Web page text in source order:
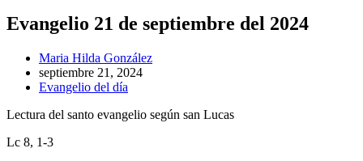
Evangelio 21 de septiembre del 2024
Autor
de
la
Maria Hilda González
Publicación
de
entrada:
septiembre 21, 2024
Categoría
la
Evangelio del día
Lectura del santo evangelio según san Lucas
Lc 8, 1-3